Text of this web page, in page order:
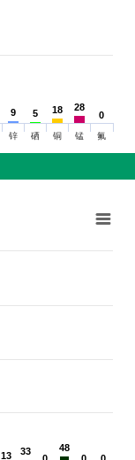
9
9 5
5 18
18 28
28
0
0
锌 硒 铜 锰 氟
13
13 33
33
0
0
48
48
0
0 0
0